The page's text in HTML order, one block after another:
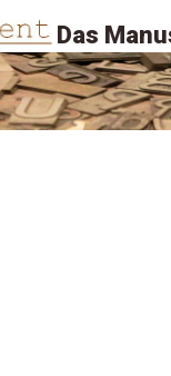
Das